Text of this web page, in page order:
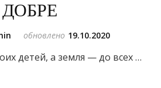
ДОБРЕ
обновлено 19.10.2020
детей, а земля — до всех …